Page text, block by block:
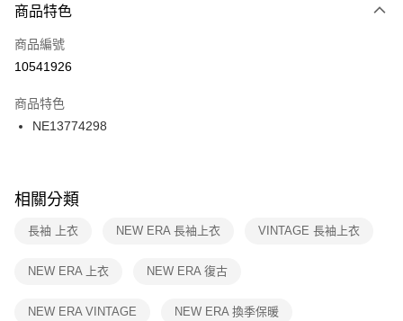
３．安心：先確認商品／服務後，再付款。
【「AFTEE先享後付」結帳流程】
１．於結帳方式選擇「AFTEE先享後付」後，將跳轉至「AFTEE先享後付」
２．訂單成立數日內，您將收到繳費通知簡訊。
３．收到繳費通知簡訊後14天內，點擊此簡訊中的連結，可透過四大超商／
ATM／網路銀行／等多元方式進行付款，方視為交易完成。
※ 交易是否成功請以「AFTEE先享後付 」之結帳頁面顯示為準，若有關於
是否繳費成功／繳費後需取消欲退款等相關疑問，請聯繫「AFTEE先享後付
客戶支援中心」
https://netprotections.freshdesk.com/support/home
１．透過由恩沛科技股份有限公司提供之「AFTEE先享後付」服務完成之交
權轉讓予恩沛科技股份有限公司。
每筆NT$100，滿NT$1,500(含以上)免運費
宅配
每筆NT$100，滿NT$1,500(含以上)免運費
付款後門市自取
每筆NT$100，滿NT$1,500(含以上)免運費
商品特色
商品編號
10541926
商品特色
NE13774298
相關分類
長袖 上衣 NEW ERA 長袖上衣 VINTAGE 長袖上衣
NEW ERA 上衣 NEW ERA 復古
NEW ERA VINTAGE NEW ERA 換季保暖